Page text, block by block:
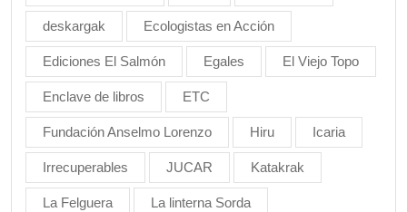
deskargak Ecologistas en Acción
Ediciones El Salmón Egales El Viejo Topo
Enclave de libros ETC
Fundación Anselmo Lorenzo Hiru Icaria
Irrecuperables JUCAR Katakrak
La Felguera La linterna Sorda